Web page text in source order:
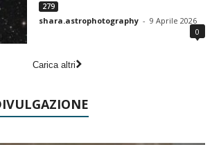
279
shara.astrophotography - 9 Aprile 2026
0
Carica altri